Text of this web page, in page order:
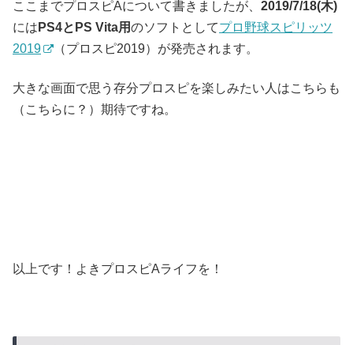
ここまでプロスピAについて書きましたが、 2019/7/18(木)
には PS4とPS Vita用のソフトとしてプロ野球スピリッツ
2019
（プロスピ2019）が発売されます。
大きな画面で思う存分プロスピを楽しみたい人はこちらも
（こちらに？）期待ですね。
以上です！よきプロスピAライフを！